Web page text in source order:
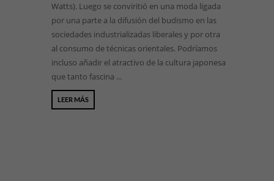
Watts). Luego se conviritió en una moda ligada
por una parte a la difusión del budismo en las
sociedades industrializadas liberales y por otra
al consumo de técnicas orientales. Podríamos
incluso añadir el atractivo de la cultura japonesa
que tanto fascina ...
LEER MÁS